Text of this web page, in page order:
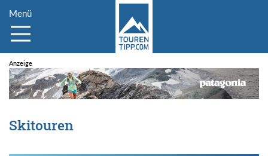
Menü
Skitouren